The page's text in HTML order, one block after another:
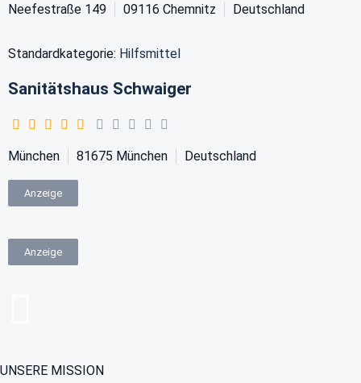
Neefestraße 149 09116 Chemnitz Deutschland
Standardkategorie: Hilfsmittel
Sanitätshaus Schwaiger
München 81675 München Deutschland
Anzeige
Anzeige
UNSERE MISSION